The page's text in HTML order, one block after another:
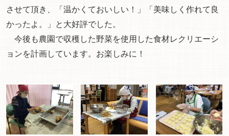
させて頂き、「温かくておいしい！」「美味しく作れて良
かったよ。」と大好評でした。
今後も農園で収穫した野菜を使用した食材レクリエーシ
ョンを計画しています。お楽しみに！